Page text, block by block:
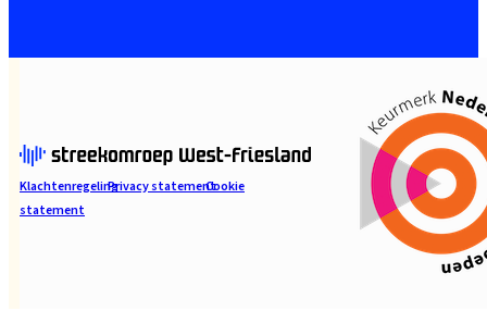
KlachtenregelingPrivacy statementCookie
statement